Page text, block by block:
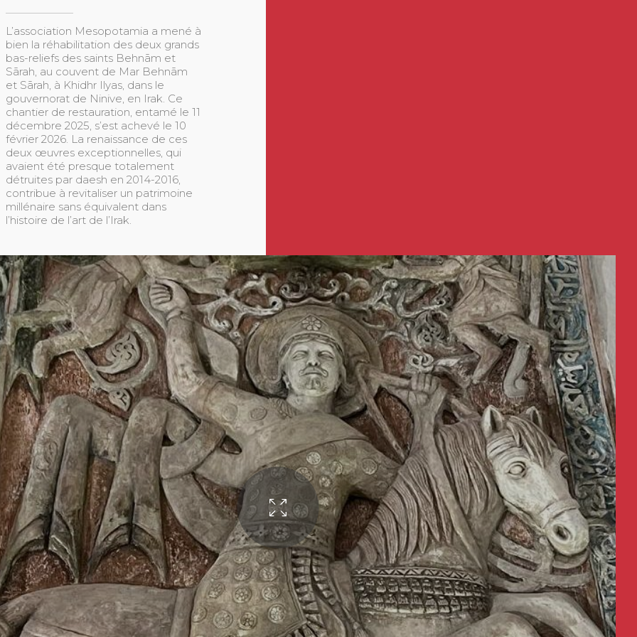
L’association Mesopotamia a mené à
bien la réhabilitation des deux grands
bas-reliefs des saints Behnām et
Sārah, au couvent de Mar Behnām
et Sārah, à Khidhr Ilyas, dans le
gouvernorat de Ninive, en Irak. Ce
chantier de restauration, entamé le 11
décembre 2025, s’est achevé le 10
février 2026. La renaissance de ces
deux œuvres exceptionnelles, qui
avaient été presque totalement
détruites par daesh en 2014-2016,
contribue à revitaliser un patrimoine
millénaire sans équivalent dans
l’histoire de l’art de l’Irak.